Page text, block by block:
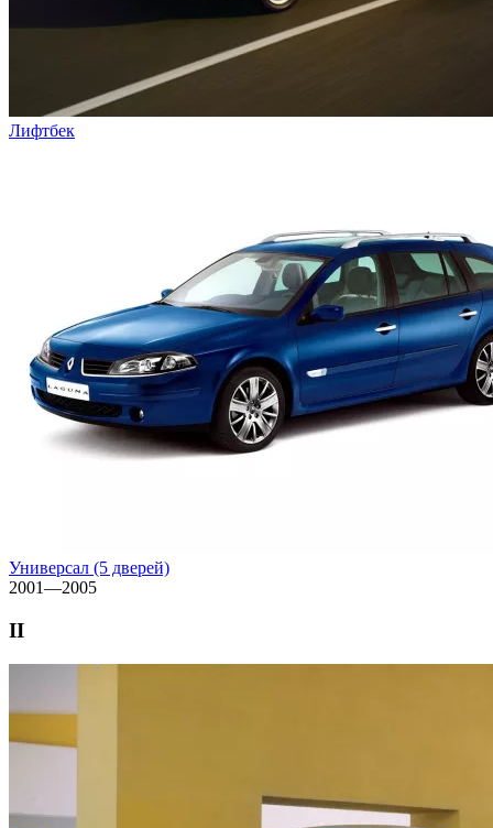
Лифтбек
Универсал (5 дверей)
2001—2005
II